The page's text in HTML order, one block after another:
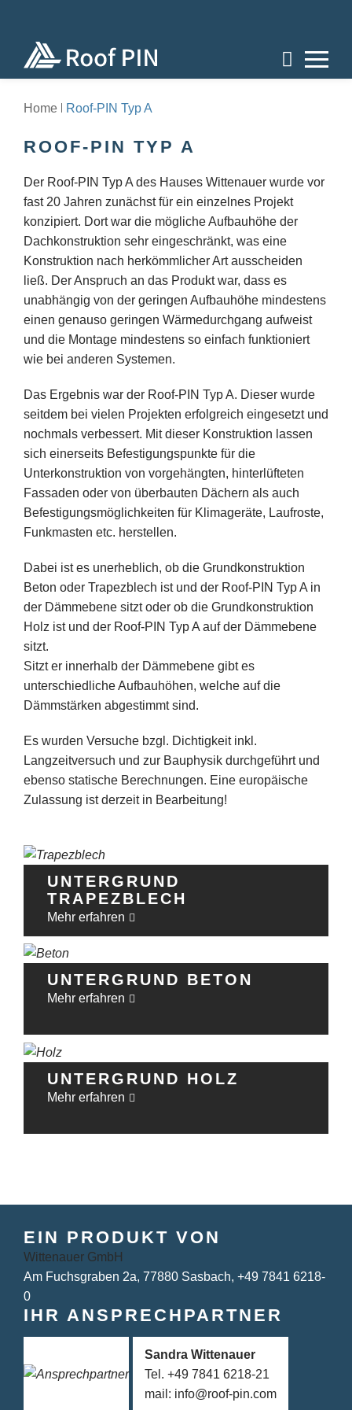
Home Roof-PIN Typ A
ROOF-PIN TYP A
Der Roof-PIN Typ A des Hauses Wittenauer wurde vor
fast 20 Jahren zunächst für ein einzelnes Projekt
konzipiert. Dort war die mögliche Aufbauhöhe der
Dachkonstruktion sehr eingeschränkt, was eine
Konstruktion nach herkömmlicher Art ausscheiden
ließ. Der Anspruch an das Produkt war, dass es
unabhängig von der geringen Aufbauhöhe mindestens
einen genauso geringen Wärmedurchgang aufweist
und die Montage mindestens so einfach funktioniert
wie bei anderen Systemen.
Das Ergebnis war der Roof-PIN Typ A. Dieser wurde
seitdem bei vielen Projekten erfolgreich eingesetzt und
nochmals verbessert. Mit dieser Konstruktion lassen
sich einerseits Befestigungspunkte für die
Unterkonstruktion von vorgehängten, hinterlüfteten
Fassaden oder von überbauten Dächern als auch
Befestigungsmöglichkeiten für Klimageräte, Laufroste,
Funkmasten etc. herstellen.
Dabei ist es unerheblich, ob die Grundkonstruktion
Beton oder Trapezblech ist und der Roof-PIN Typ A in
der Dämmebene sitzt oder ob die Grundkonstruktion
Holz ist und der Roof-PIN Typ A auf der Dämmebene
sitzt.
Sitzt er innerhalb der Dämmebene gibt es
unterschiedliche Aufbauhöhen, welche auf die
Dämmstärken abgestimmt sind.
Es wurden Versuche bzgl. Dichtigkeit inkl.
Langzeitversuch und zur Bauphysik durchgeführt und
ebenso statische Berechnungen. Eine europäische
Zulassung ist derzeit in Bearbeitung!
UNTERGRUND
TRAPEZBLECH
Mehr erfahren
UNTERGRUND BETON
Mehr erfahren
UNTERGRUND HOLZ
Mehr erfahren
EIN PRODUKT VON
Wittenauer GmbH
Am Fuchsgraben 2a, 77880 Sasbach, +49 7841 6218-
0
IHR ANSPRECHPARTNER
Sandra Wittenauer
Tel. +49 7841 6218-21
mail: info@roof-pin.com